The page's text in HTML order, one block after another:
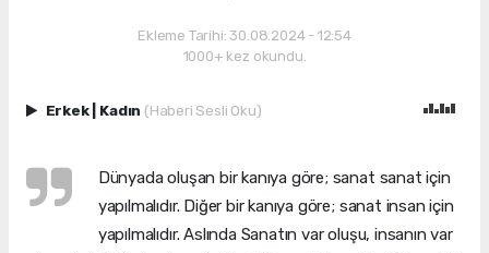
Ekleme Tarihi: 30.08.2024 - 12:54
1000+ kez okundu.
Erkek Kadın (Haberi Sesli Oku)
Dünyada oluşan bir kanıya göre; sanat sanat için
yapılmalıdır. Diğer bir kanıya göre; sanat insan için
yapılmalıdır. Aslında Sanatın var oluşu, insanın var